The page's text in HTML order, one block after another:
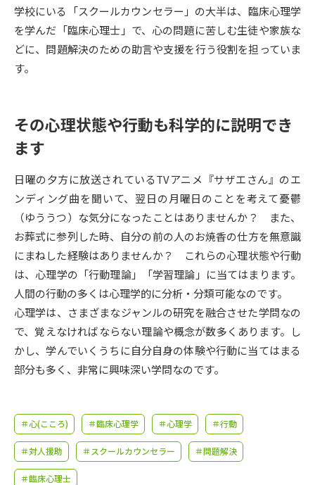
オープンキャンパス検索 実施プログラムから探す
来場型・Web型イベント特集 夢ナビライブ
受験準備 資料検索
志望校・出願校を調べる
併願校選び
先輩が入学を決めた理由 テレメール全国一斉進学調査
新生活お役立ちガイド
学問発見 学問検索
学問のミニ講義「夢ナビ講義」 学問分野解説
学問の教科書
学校にいる「スクールカウンセラー」の大半は、臨床心理学
を学んだ「臨床心理士」で、心の問題に苦しむ生徒や家族な
どに、問題解決のための助言や支援を行う役割を担っていま
す。
その心理状態や行動も科学的に説明でき
ます
日曜の夕方に放送されているTVアニメ『サザエさん』のエ
ンディング曲を聞いて、翌日の月曜日のことを考えて憂鬱
（ゆううつ）な気分になったことはありませんか？ また、
お葬式に参列した時、自分の前の人のお焼香の仕方を無意識
にまねした経験はありませんか？ これらの心理状態や行動
は、心理学の「行動理論」「学習理論」に当てはまります。
人間の行動の多くは心理学的に分析・分類可能なのです。
心理学は、さまざまなジャンルの研究を融合させた学問なの
で、覚えなければならない理論や概念が数多くあります。し
かし、学んでいくうちに自分自身の体験や行動に当てはまる
部分も多く、非常に興味深い学問なのです。
＃心(こころ) ＃臨床心理学 ＃心理学 ＃行動
＃対人援助 ＃スクールカウンセラー ＃問題解決
＃臨床心理士